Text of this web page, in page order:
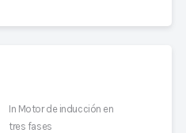
In Motor de inducción en
tres fases